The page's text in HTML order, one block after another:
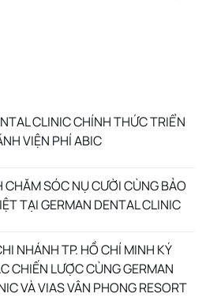
CLINIC CHÍNH THỨC TRIỂN
VIỆN PHÍ ABIC
SÓC NỤ CƯỜI CÙNG BẢO
TẠI GERMAN DENTAL CLINIC
NHÁNH TP. HỒ CHÍ MINH KÝ
CHIẾN LƯỢC CÙNG GERMAN
VÀ VIAS VÂN PHONG RESORT